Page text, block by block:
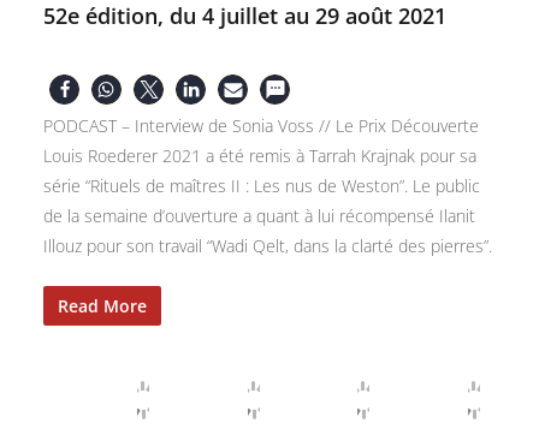
52e édition, du 4 juillet au 29 août 2021
PODCAST – Interview de Sonia Voss // Le Prix Découverte
Louis Roederer 2021 a été remis à Tarrah Krajnak pour sa
série “Rituels de maîtres II : Les nus de Weston”. Le public
de la semaine d’ouverture a quant à lui récompensé Ilanit
Illouz pour son travail “Wadi Qelt, dans la clarté des pierres”.
Read More